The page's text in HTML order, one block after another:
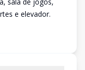
e elevador.